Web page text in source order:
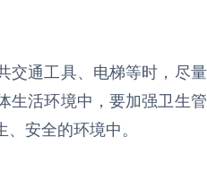
通工具、电梯等时，尽
生活环境中，要加强卫生
安全的环境中。